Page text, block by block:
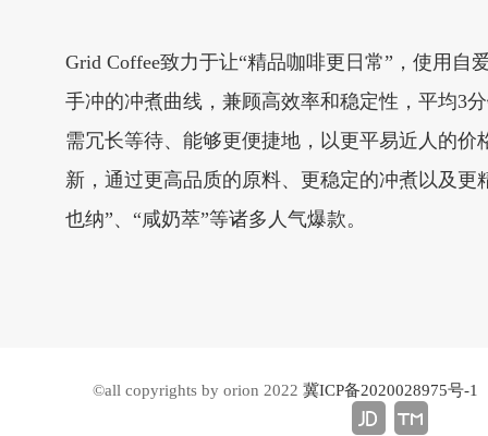
Grid Coffee致力于让“精品咖啡更日常”，使用自
手冲的冲煮曲线，兼顾高效率和稳定性，平均3
需冗长等待、能够更便捷地，以更平易近人的
新，通过更高品质的原料、更稳定的冲煮以及
也纳”、“咸奶萃”等诸多人气爆款。
©all copyrights by orion 2022 冀ICP备2020028975号-1